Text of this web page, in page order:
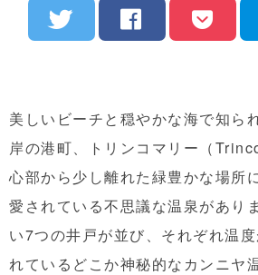
美しいビーチと穏やかな海で知ら
岸の港町、トリンコマリー（
心部から少し離れた緑豊かな場所
愛されている不思議な温泉があり
い7つの井戸が並び、それぞれ温
れているどこか神秘的なカンニヤ